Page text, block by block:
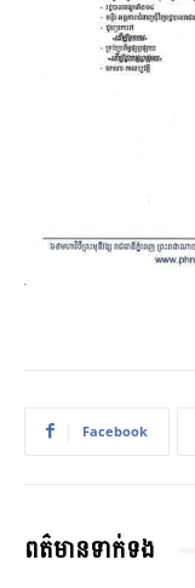
Facebook
ពត៌មានទាក់ទង